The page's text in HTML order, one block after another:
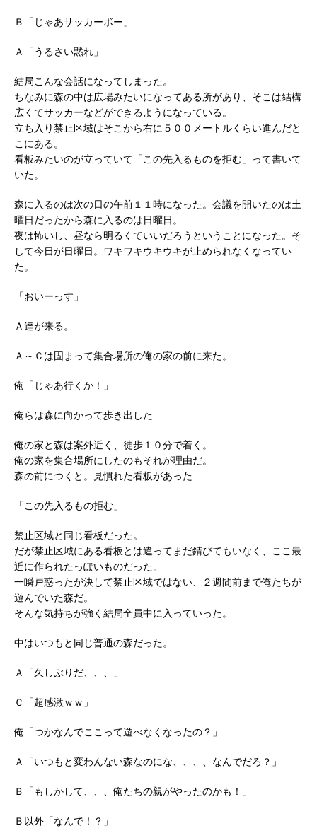
Ｂ「じゃあサッカーボー」
Ａ「うるさい黙れ」
結局こんな会話になってしまった。
ちなみに森の中は広場みたいになってある所があり、そこは結構
広くてサッカーなどができるようになっている。
立ち入り禁止区域はそこから右に５００メートルくらい進んだと
こにある。
看板みたいのが立っていて「この先入るものを拒む」って書いて
いた。
森に入るのは次の日の午前１１時になった。会議を開いたのは土
曜日だったから森に入るのは日曜日。
夜は怖いし、昼なら明るくていいだろうということになった。そ
して今日が日曜日。ワキワキウキウキが止められなくなってい
た。
「おいーっす」
Ａ達が来る。
Ａ～Ｃは固まって集合場所の俺の家の前に来た。
俺「じゃあ行くか！」
俺らは森に向かって歩き出した
俺の家と森は案外近く、徒歩１０分で着く。
俺の家を集合場所にしたのもそれが理由だ。
森の前につくと。見慣れた看板があった
「この先入るもの拒む」
禁止区域と同じ看板だった。
だが禁止区域にある看板とは違ってまだ錆びてもいなく、ここ最
近に作られたっぽいものだった。
一瞬戸惑ったが決して禁止区域ではない、２週間前まで俺たちが
遊んでいた森だ。
そんな気持ちが強く結局全員中に入っていった。
中はいつもと同じ普通の森だった。
Ａ「久しぶりだ、、、」
Ｃ「超感激ｗｗ」
俺「つかなんでここって遊べなくなったの？」
Ａ「いつもと変わんない森なのにな、、、、なんでだろ？」
Ｂ「もしかして、、、俺たちの親がやったのかも！」
Ｂ以外「なんで！？」